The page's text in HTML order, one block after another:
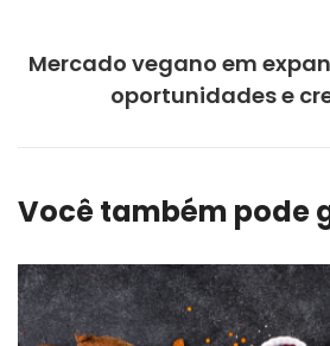
Mercado vegano em
oportunidades e
Você também pode